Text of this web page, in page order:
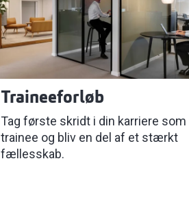
Traineeforløb
Tag første skridt i din karriere som
trainee og bliv en del af et stærkt
fællesskab.